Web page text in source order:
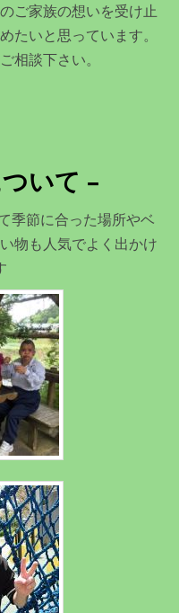
ご家族の想いを受け止
たいと思っています。
相談下さい。
いて –
季節に合った場所やベ
物も人気でよく出かけ